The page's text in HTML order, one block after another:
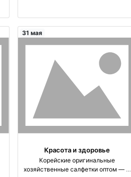
31 мая
Красота и здоровье
Корейские оригинальные
хозяйственные салфетки оптом — 3